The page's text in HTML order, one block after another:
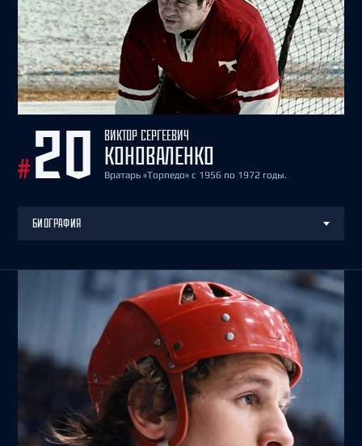
#20 ВИКТОР СЕРГЕЕВИЧ
КОНОВАЛЕНКО
Вратарь «Торпедо» с 1956 по 1972 годы.
БИОГРАФИЯ